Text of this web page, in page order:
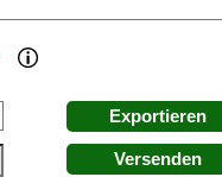
Exportieren
Versenden